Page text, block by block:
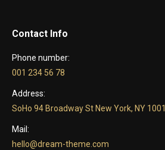
Contact Info
Phone number:
001 234 56 78
Address:
SoHo 94 Broadway St New York, NY 1001
Mail:
hello@dream-theme.com